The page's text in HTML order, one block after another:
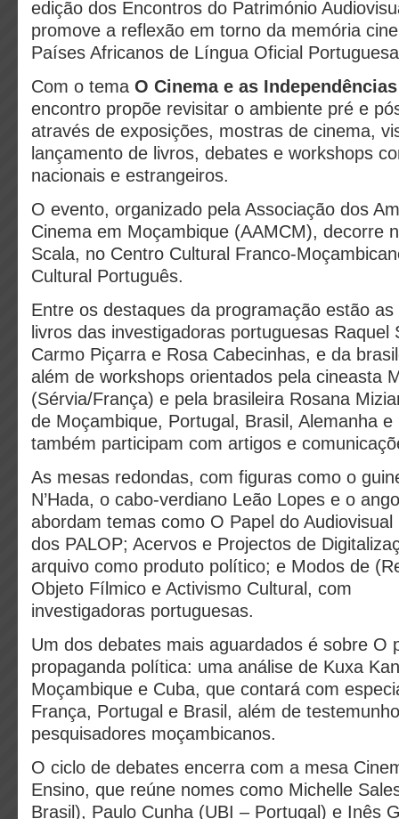
edição dos Encontros do Património
promove a reflexão em torno da memória
Países Africanos de Língua Oficial
Com o tema O Cinema e as
encontro propõe revisitar o ambiente pré e
através de exposições, mostras de cinema,
lançamento de livros, debates e workshops
nacionais e estrangeiros.
O evento, organizado pela Associação dos
Cinema em Moçambique (AAMCM), decorre
Scala, no Centro Cultural Franco-
Cultural Português.
Entre os destaques da programação estão
livros das investigadoras portuguesas Raquel
Carmo Piçarra e Rosa Cabecinhas, e da
além de workshops orientados pela cineasta
(Sérvia/França) e pela brasileira Rosana
de Moçambique, Portugal, Brasil, Alemanha e
também participam com artigos e
As mesas redondas, com figuras como o
N’Hada, o cabo-verdiano Leão Lopes e o
abordam temas como O Papel do
dos PALOP; Acervos e Projectos de
arquivo como produto político; e Modos de
Objeto Fílmico e Activismo Cultural, com
investigadoras portuguesas.
Um dos debates mais aguardados é sobre O
propaganda política: uma análise de Kuxa
Moçambique e Cuba, que contará com
França, Portugal e Brasil, além de
pesquisadores moçambicanos.
O ciclo de debates encerra com a mesa
Ensino, que reúne nomes como Michelle
Brasil), Paulo Cunha (UBI – Portugal) e Inês